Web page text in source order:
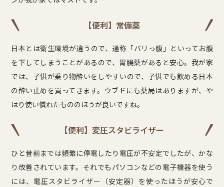
【便利】常備薬
日本とは衛生環境が違うので、通称「バリっ腹」といってお腹
を下してしまうことがあるので、胃腸薬があると安心。我が家
では、子供が乗り物酔いをしやすいので、子供でも飲める日本
の酔い止めを買ってきます。ウブドにも薬局はありますが、や
はり使い慣れたもののほうが良いですね。
【便利】変圧スタビライザー
ひと昔前までは頻繁に停電したり電圧が不安定でしたが、かな
り改善されています。それでもパソコンなどの電子機器を使う
には、電圧スタビライザー（安定器）を使ったほうが安心で